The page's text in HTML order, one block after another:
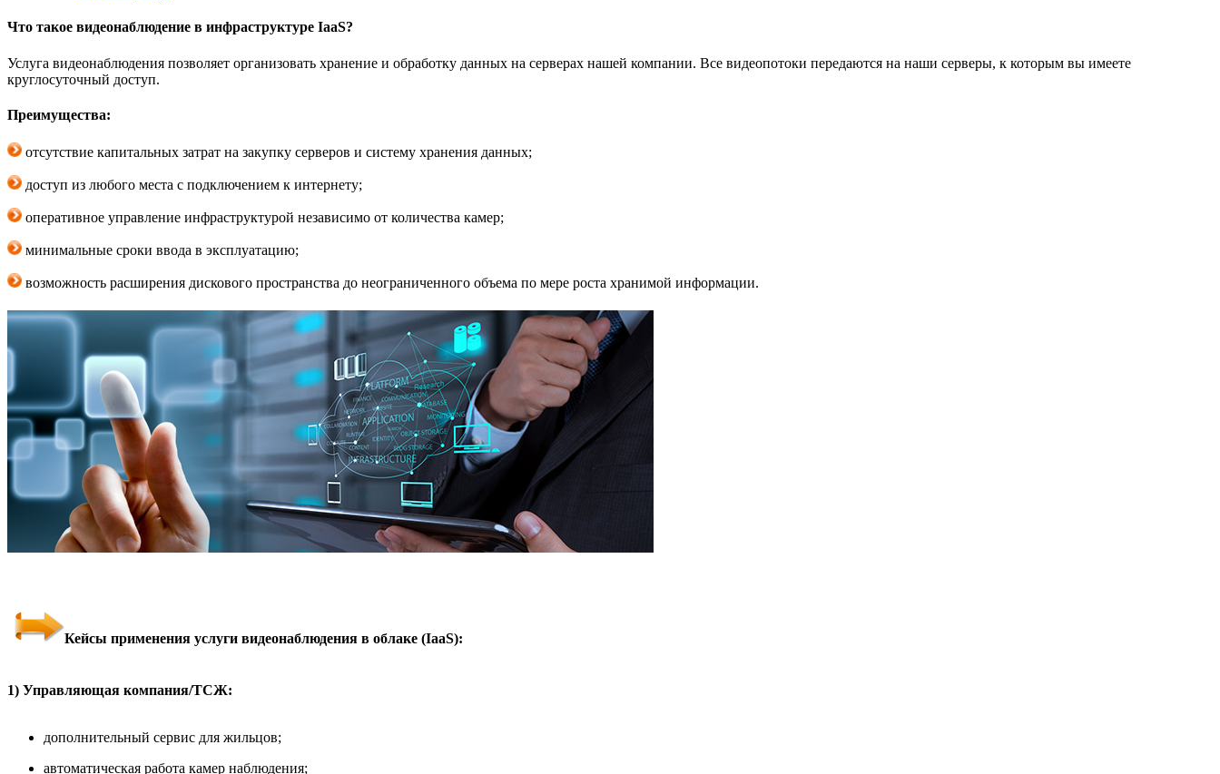
Что такое видеонаблюдение в инфраструктуре IaaS?
Услуга видеонаблюдения позволяет организовать хранение и обработку данных на серверах нашей компании. Все видеопотоки передаются на наши серверы, к которым вы имеете
круглосуточный доступ.
Преимущества:
отсутствие капитальных затрат на закупку серверов и систему хранения данных;
доступ из любого места с подключением к интернету;
оперативное управление инфраструктурой независимо от количества камер;
минимальные сроки ввода в эксплуатацию;
возможность расширения дискового пространства до неограниченного объема по мере роста хранимой информации.
Кейсы применения услуги видеонаблюдения в облаке (IaaS):
1) Управляющая компания/ТСЖ:
дополнительный сервис для жильцов;
автоматическая работа камер наблюдения;